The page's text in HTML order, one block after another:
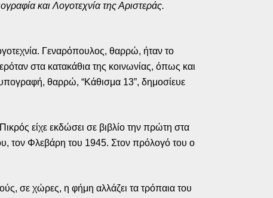
και Λογοτεχνία της Αριστεράς.
Γεναρόπουλος, θαρρώ, ήταν το
στα κατακάθια της κοινωνίας, όπως και
θαρρώ, “Κάθισμα 13”, δημοσίευε
είχε εκδώσει σε βιβλίο την πρώτη στα
τον Φλεβάρη του 1945. Στον πρόλογό του ο
σε χώρες, η φήμη αλλάζει τα τρόπαια του